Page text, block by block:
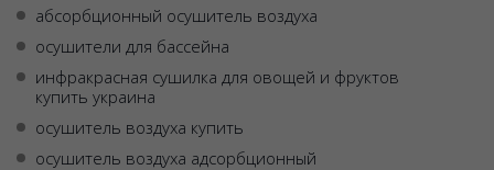
абсорбционный осушитель воздуха
осушители для бассейна
инфракрасная сушилка для овощей и фруктов
купить украина
осушитель воздуха купить
осушитель воздуха адсорбционный